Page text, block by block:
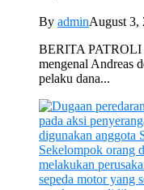
By adminAugust 3,
BERITA PATROLI
mengenal Andreas
pelaku dana...